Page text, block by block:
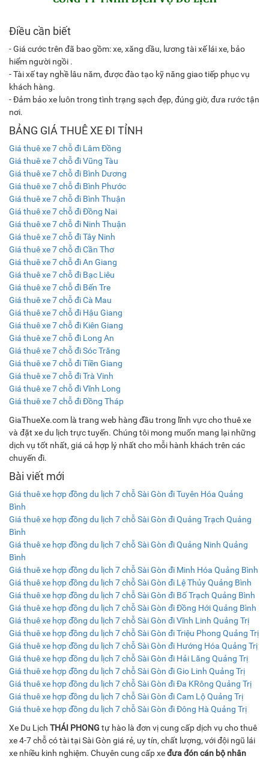
Điều cần biết
- Giá cước trên đã bao gồm: xe, xăng dầu, lương tài xế lái xe, bảo
hiểm người ngồi .
- Tài xế tay nghề lâu năm, được đào tạo kỹ năng giao tiếp phục vụ
khách hàng.
- Đảm bảo xe luôn trong tình trạng sạch đẹp, đúng giờ, đưa rước tận
nơi.
BẢNG GIÁ THUÊ XE ĐI TỈNH
Giá thuê xe 7 chỗ đi Lâm Đồng
Giá thuê xe 7 chỗ đi Vũng Tàu
Giá thuê xe 7 chỗ đi Bình Dương
Giá thuê xe 7 chỗ đi Bình Phước
Giá thuê xe 7 chỗ đi Bình Thuận
Giá thuê xe 7 chỗ đi Đồng Nai
Giá thuê xe 7 chỗ đi Ninh Thuận
Giá thuê xe 7 chỗ đi Tây Ninh
Giá thuê xe 7 chỗ đi Cần Thơ
Giá thuê xe 7 chỗ đi An Giang
Giá thuê xe 7 chỗ đi Bạc Liêu
Giá thuê xe 7 chỗ đi Bến Tre
Giá thuê xe 7 chỗ đi Cà Mau
Giá thuê xe 7 chỗ đi Hậu Giang
Giá thuê xe 7 chỗ đi Kiên Giang
Giá thuê xe 7 chỗ đi Long An
Giá thuê xe 7 chỗ đi Sóc Trăng
Giá thuê xe 7 chỗ đi Tiền Giang
Giá thuê xe 7 chỗ đi Trà Vinh
Giá thuê xe 7 chỗ đi Vĩnh Long
Giá thuê xe 7 chỗ đi Đồng Tháp
GiaThueXe.com là trang web hàng đầu trong lĩnh vực cho thuê xe
và đặt xe du lịch trực tuyến. Chúng tôi mong muốn mang lại những
dịch vụ tốt nhất, giá cả hợp lý nhất cho mỗi hành khách trên các
chuyến đi.
Bài viết mới
Giá thuê xe hợp đồng du lịch 7 chỗ Sài Gòn đi Tuyên Hóa Quảng
Bình
Giá thuê xe hợp đồng du lịch 7 chỗ Sài Gòn đi Quảng Trạch Quảng
Bình
Giá thuê xe hợp đồng du lịch 7 chỗ Sài Gòn đi Quảng Ninh Quảng
Bình
Giá thuê xe hợp đồng du lịch 7 chỗ Sài Gòn đi Minh Hóa Quảng Bình
Giá thuê xe hợp đồng du lịch 7 chỗ Sài Gòn đi Lệ Thủy Quảng Bình
Giá thuê xe hợp đồng du lịch 7 chỗ Sài Gòn đi Bố Trạch Quảng Bình
Giá thuê xe hợp đồng du lịch 7 chỗ Sài Gòn đi Đồng Hới Quảng Bình
Giá thuê xe hợp đồng du lịch 7 chỗ Sài Gòn đi Vĩnh Linh Quảng Trị
Giá thuê xe hợp đồng du lịch 7 chỗ Sài Gòn đi Triệu Phong Quảng Trị
Giá thuê xe hợp đồng du lịch 7 chỗ Sài Gòn đi Hướng Hóa Quảng Trị
Giá thuê xe hợp đồng du lịch 7 chỗ Sài Gòn đi Hải Lăng Quảng Trị
Giá thuê xe hợp đồng du lịch 7 chỗ Sài Gòn đi Gio Linh Quảng Trị
Giá thuê xe hợp đồng du lịch 7 chỗ Sài Gòn đi Đa KRông Quảng Trị
Giá thuê xe hợp đồng du lịch 7 chỗ Sài Gòn đi Cam Lộ Quảng Trị
Giá thuê xe hợp đồng du lịch 7 chỗ Sài Gòn đi Đông Hà Quảng Trị
Xe Du Lịch THÁI PHONG tự hào là đơn vị cung cấp dịch vụ cho thuê
xe 4-7 chỗ có tài tại Sài Gòn giá rẻ, uy tín, chất lượng, với đội ngũ lái
xe nhiều kinh nghiệm. Chuyên cung cấp xeđưa đón cán bộ nhân